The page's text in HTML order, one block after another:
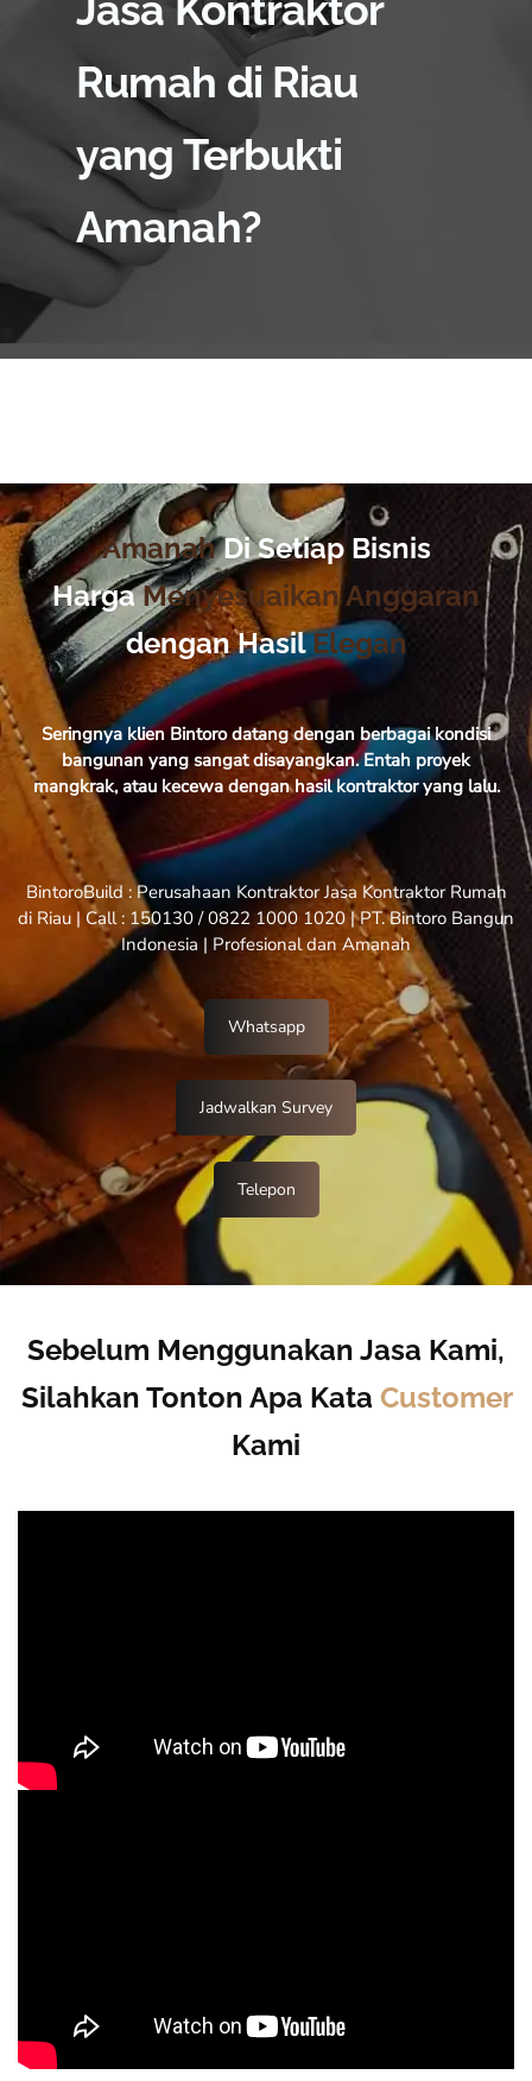
Rumah di Riau
yang Terbukti
Amanah?
Amanah Di Setiap Bisnis
Harga Menyesuaikan Anggaran
dengan Hasil Elegan
Seringnya klien Bintoro datang dengan berbagai kondisi
bangunan yang sangat disayangkan. Entah proyek
mangkrak, atau kecewa dengan hasil kontraktor yang lalu.
BintoroBuild : Perusahaan Kontraktor Jasa Kontraktor Rumah
di Riau | Call : 150130 / 0822 1000 1020 | PT. Bintoro Bangun
Indonesia | Profesional dan Amanah
Whatsapp
Jadwalkan Survey
Telepon
Sebelum Menggunakan Jasa Kami,
Silahkan Tonton Apa Kata Customer
Kami